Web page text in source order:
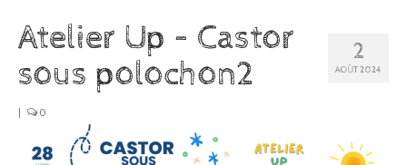
Le concept
Nos services
La domiciliation commerciale
2
AOÛT 2024
Atelier Up – Castor
sous polochon2
| 0